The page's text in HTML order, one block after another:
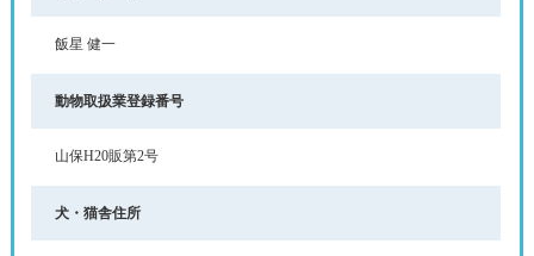
飯星 健一
動物取扱業登録番号
山保H20販第2号
犬・猫舎住所